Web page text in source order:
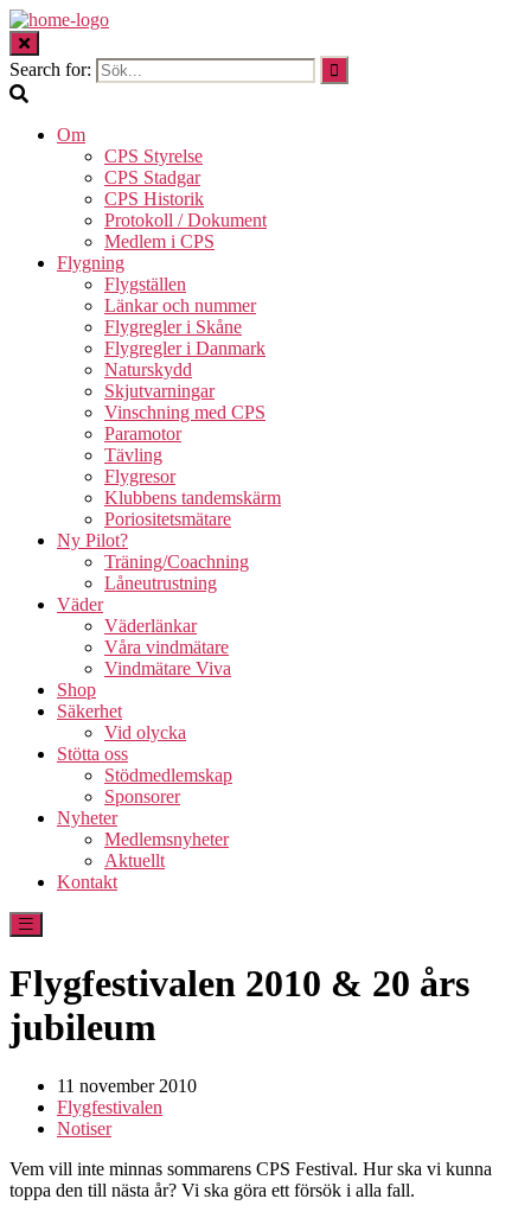
Search for:
Om
CPS Styrelse
CPS Stadgar
CPS Historik
Protokoll / Dokument
Medlem i CPS
Flygning
Flygställen
Länkar och nummer
Flygregler i Skåne
Flygregler i Danmark
Naturskydd
Skjutvarningar
Vinschning med CPS
Paramotor
Tävling
Flygresor
Klubbens tandemskärm
Poriositetsmätare
Ny Pilot?
Träning/Coachning
Låneutrustning
Väder
Väderlänkar
Våra vindmätare
Vindmätare Viva
Shop
Säkerhet
Vid olycka
Stötta oss
Stödmedlemskap
Sponsorer
Nyheter
Medlemsnyheter
Aktuellt
Kontakt
Flygfestivalen 2010 & 20 års
jubileum
11 november 2010
Flygfestivalen
Notiser
Vem vill inte minnas sommarens CPS Festival. Hur ska vi kunna
toppa den till nästa år? Vi ska göra ett försök i alla fall.